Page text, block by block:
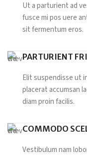
Ut a parturient ad
fusce mi pos uere
sit fermentum eros.
PARTURIENT
Elit suspendisse ut
placerat accumsan
diam proin facilis.
COMMODO
Vestibulum nam